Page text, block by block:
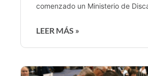
comenzado un Ministerio de
LEER MÁS »